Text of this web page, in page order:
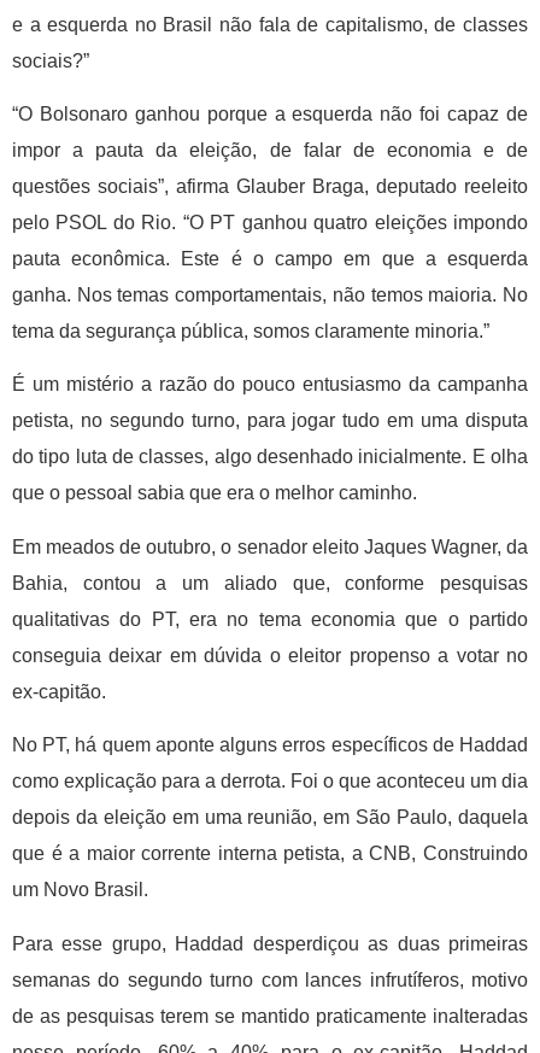
e a esquerda no Brasil não fala de capitalismo, de classes
sociais?”
“O Bolsonaro ganhou porque a esquerda não foi capaz de
impor a pauta da eleição, de falar de economia e de
questões sociais”, afirma Glauber Braga, deputado reeleito
pelo PSOL do Rio. “O PT ganhou quatro eleições impondo
pauta econômica. Este é o campo em que a esquerda
ganha. Nos temas comportamentais, não temos maioria. No
tema da segurança pública, somos claramente minoria.”
É um mistério a razão do pouco entusiasmo da campanha
petista, no segundo turno, para jogar tudo em uma disputa
do tipo luta de classes, algo desenhado inicialmente. E olha
que o pessoal sabia que era o melhor caminho.
Em meados de outubro, o senador eleito Jaques Wagner, da
Bahia, contou a um aliado que, conforme pesquisas
qualitativas do PT, era no tema economia que o partido
conseguia deixar em dúvida o eleitor propenso a votar no
ex-capitão.
No PT, há quem aponte alguns erros específicos de Haddad
como explicação para a derrota. Foi o que aconteceu um dia
depois da eleição em uma reunião, em São Paulo, daquela
que é a maior corrente interna petista, a CNB, Construindo
um Novo Brasil.
Para esse grupo, Haddad desperdiçou as duas primeiras
semanas do segundo turno com lances infrutíferos, motivo
de as pesquisas terem se mantido praticamente inalteradas